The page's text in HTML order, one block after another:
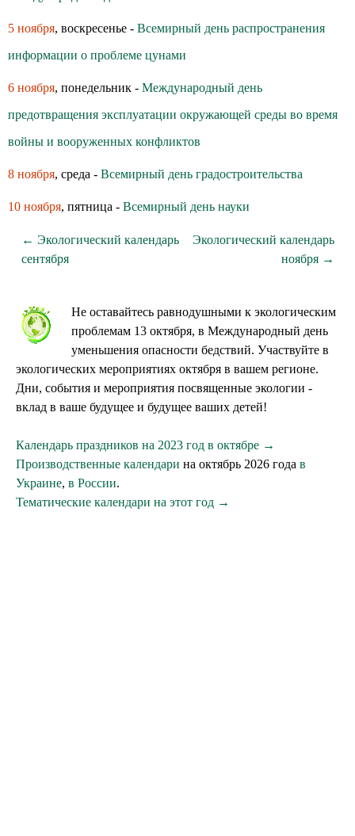
5 ноября, воскресенье - Всемирный день распространения
информации о проблеме цунами
6 ноября, понедельник - Международный день
предотвращения эксплуатации окружающей среды во время
войны и вооруженных конфликтов
8 ноября, среда - Всемирный день градостроительства
10 ноября, пятница - Всемирный день науки
← Экологический календарь
сентября
Экологический календарь
ноября →
Не оставайтесь равнодушными к экологическим
проблемам 13 октября, в Международный день
уменьшения опасности бедствий. Участвуйте в
экологических мероприятиях октября в вашем регионе.
Дни, события и мероприятия посвященные экологии -
вклад в ваше будущее и будущее ваших детей!
Календарь праздников на 2023 год в октябре →
Производственные календари на октябрь 2026 года в
Украине, в России.
Тематические календари на этот год →